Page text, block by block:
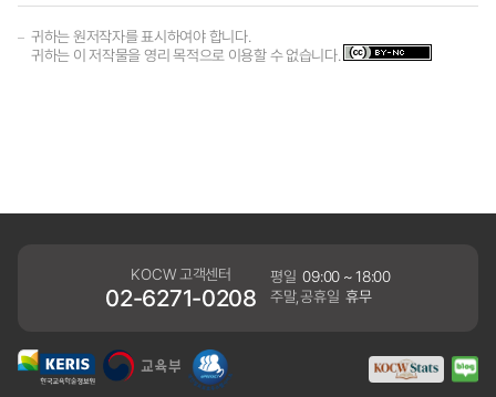
귀하는 원저작자를 표시하여야 합니다.
귀하는 이 저작물을 영리 목적으로 이용할 수 없습니다.
KOCW 고객센터
02-6271-0208
평일 09:00 ~ 18:00
주말,공휴일 휴무